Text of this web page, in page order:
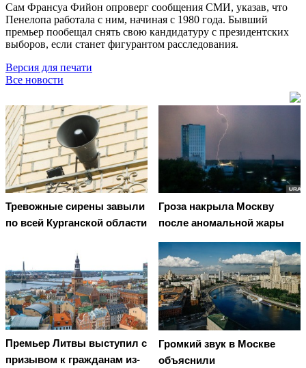
Сам Франсуа Фийон опроверг сообщения СМИ, указав, что
Пенелопа работала с ним, начиная с 1980 года. Бывший
премьер пообещал снять свою кандидатуру с президентских
выборов, если станет фигурантом расследования.
Версия для печати
Все новости
Тревожные сирены завыли
по всей Курганской области
Гроза накрыла Москву
после аномальной жары
Премьер Литвы выступил с
призывом к гражданам из-
Громкий звук в Москве
объяснили